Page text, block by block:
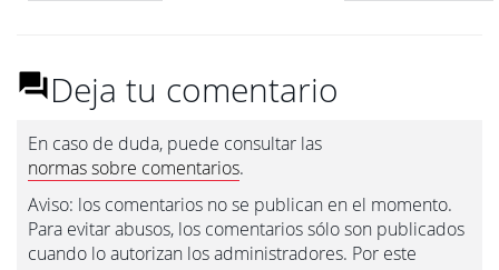
Deja tu comentario
En caso de duda, puede consultar las
normas sobre comentarios.
Aviso: los comentarios no se publican en el momento.
Para evitar abusos, los comentarios sólo son publicados
cuando lo autorizan los administradores. Por este